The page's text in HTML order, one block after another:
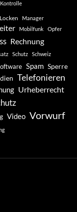
Kontrolle
Locken Manager
Mobilfunk Opfer
Rechnung
Schutz Schweiz
Spam Sperre
Telefonieren
Urheberrecht
Video Vorwurf